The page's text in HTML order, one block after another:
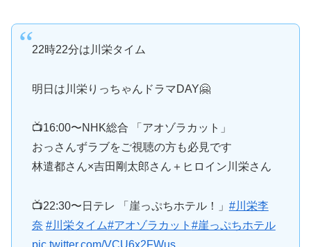
22時22分は川栄タイム
明日は川栄りっちゃんドラマDAY🤗
📺16:00〜NHK総合 「アオゾラカット」
おっさんずラブをご視聴の方も必見です
林遣都さん×吉田剛太郎さん＋ヒロイン川栄さん
📺22:30〜日テレ 「崖っぷちホテル！」 #川栄李
奈 #川栄タイム#アオゾラカット #崖っぷちホテル